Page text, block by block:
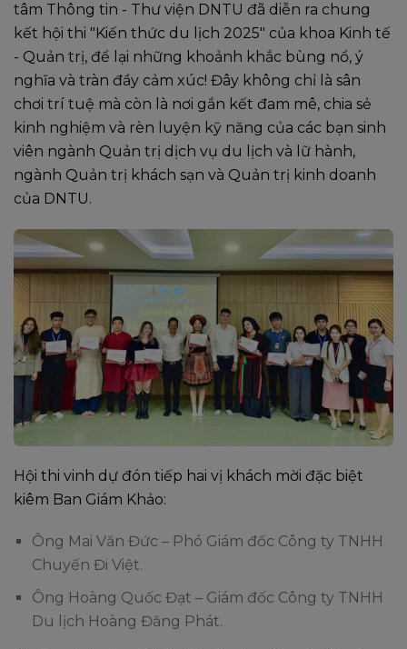
tâm Thông tin - Thư viện DNTU đã diễn ra chung
kết hội thi "Kiến thức du lịch 2025" của khoa Kinh tế
- Quản trị, để lại những khoảnh khắc bùng nổ, ý
nghĩa và tràn đầy cảm xúc! Đây không chỉ là sân
chơi trí tuệ mà còn là nơi gắn kết đam mê, chia sẻ
kinh nghiệm và rèn luyện kỹ năng của các bạn sinh
viên ngành Quản trị dịch vụ du lịch và lữ hành,
ngành Quản trị khách sạn và Quản trị kinh doanh
của DNTU.
Hội thi vinh dự đón tiếp hai vị khách mời đặc biệt
kiêm Ban Giám Khảo:
Ông Mai Văn Đức – Phó Giám đốc Công ty TNHH
Chuyến Đi Việt.
Ông Hoàng Quốc Đạt – Giám đốc Công ty TNHH
Du lịch Hoàng Đăng Phát.